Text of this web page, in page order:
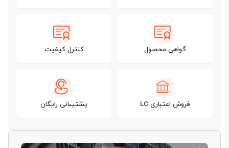
گواهی محصول کنترل کیفیت
فروش اعتباری LC پشتیبانی رایگان